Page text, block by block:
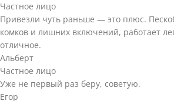
Частное лицо
Привезли чуть раньше — это плюс.
комков и лишних включений, работает
отличное.
Альберт
Частное лицо
Уже не первый раз беру, советую.
Егор